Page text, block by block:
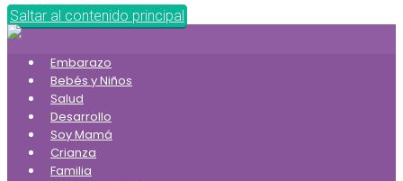
Saltar al contenido principal
Embarazo
Bebés y Niños
Salud
Desarrollo
Soy Mamá
Crianza
Familia